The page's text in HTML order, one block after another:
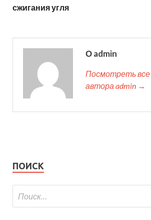
сжигания угля
О admin
Посмотреть все
автора admin →
ПОИСК